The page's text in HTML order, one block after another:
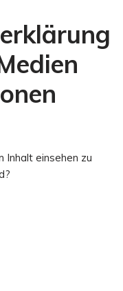
Inhalt einsehen zu